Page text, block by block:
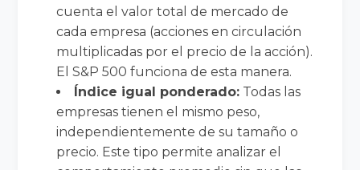
cuenta el valor total de mercado de
cada empresa (acciones en circulación
multiplicadas por el precio de la acción).
El S&P 500 funciona de esta manera.
Índice igual ponderado: Todas las
empresas tienen el mismo peso,
independientemente de su tamaño o
precio. Este tipo permite analizar el